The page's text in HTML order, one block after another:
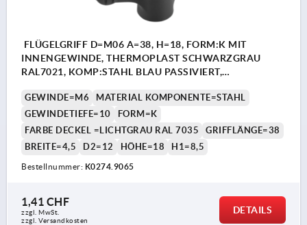
FLÜGELGRIFF D=M06 A=38, H=18, FORM:K MIT
INNENGEWINDE, THERMOPLAST SCHWARZGRAU
RAL7021, KOMP:STAHL BLAU PASSIVIERT,
GEWINDE=M6
MATERIAL KOMPONENTE=STAHL
GEWINDETIEFE=10
FORM=K
FARBE DECKEL =LICHTGRAU RAL 7035
GRIFFLÄNGE=38
BREITE=4,5
D2=12 HÖHE=18 H1=8,5
Bestellnummer: K0274.9065
1,41 CHF
zzgl. MwSt.
zzgl. Versandkosten
DETAILS